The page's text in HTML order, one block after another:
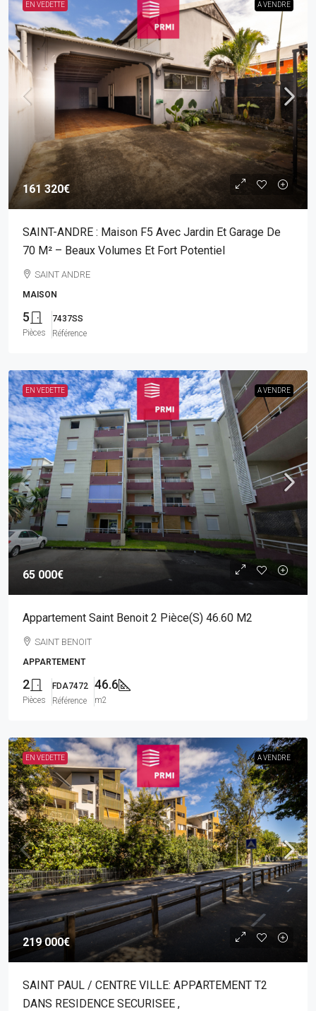
EN VEDETTE A VENDRE
161 320€
SAINT-ANDRE : Maison F5 Avec Jardin Et Garage De
70 M² – Beaux Volumes Et Fort Potentiel
SAINT ANDRE
MAISON
5
Pièces
7437SS
Référence
EN VEDETTE A VENDRE
65 000€
Appartement Saint Benoit 2 Pièce(s) 46.60 M2
SAINT BENOIT
APPARTEMENT
2
Pièces
FDA7472
Référence
46.6
m2
EN VEDETTE A VENDRE
219 000€
SAINT PAUL / CENTRE VILLE: APPARTEMENT T2
DANS RESIDENCE SECURISEE ,